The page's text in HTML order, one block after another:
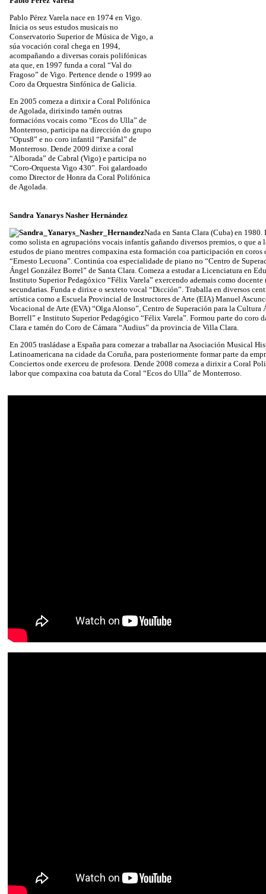
Pablo Pérez Varela nace en 1974 en Vigo.
Inicia os seus estudos musicais no
Conservatorio Superior de Música de Vigo, a
súa vocación coral chega en 1994,
acompañando a diversas corais polifónicas
ata que, en 1997 funda a coral “Val do
Fragoso” de Vigo. Pertence dende o 1999 ao
Coro da Orquestra Sinfónica de Galicia.
En 2005 comeza a dirixir a Coral Polifónica
de Agolada, dirixindo tamén outras
formacións vocais como “Ecos do Ulla” de
Monterroso, participa na dirección do grupo
“Opus8” e no coro infantil “Parsifal” de
Monterroso. Dende 2009 dirixe a coral
“Alborada” de Cabral (Vigo) e participa no
“Coro-Orquesta Vigo 430”. Foi galardoado
como Director de Honra da Coral Polifónica
de Agolada.
Sandra Yanarys Nasher Hernández
Nada en Santa Clara (Cuba) en
como solista en agrupacións vocais infantís gañando diversos premios, o que a
estudos de piano mentres compaxina esta formación coa participación en coros
“Ernesto Lecuona”. Continúa coa especialidade de piano no “Centro de
Ángel González Borrel” de Santa Clara. Comeza a estudar a Licenciatura en
Instituto Superior Pedagóxico “Félix Varela” exercendo ademais como docente
secundarias. Funda e dirixe o sexteto vocal “Dicción”. Traballa en diversos
artística como a Escuela Provincial de Instructores de Arte (EIA) Manuel
Vocacional de Arte (EVA) “Olga Alonso”, Centro de Superación para la Cultura
Borrell” e Instituto Superior Pedagógico “Félix Varela”. Formou parte do coro
Clara e tamén do Coro de Cámara “Audius” da provincia de Villa Clara.
En 2005 trasládase a España para comezar a traballar na Asociación Musical
Latinoamericana na cidade da Coruña, para posteriormente formar parte da
Conciertos onde exerceu de profesora. Dende 2008 comeza a dirixir a Coral
labor que compaxina coa batuta da Coral “Ecos do Ulla” de Monterroso.